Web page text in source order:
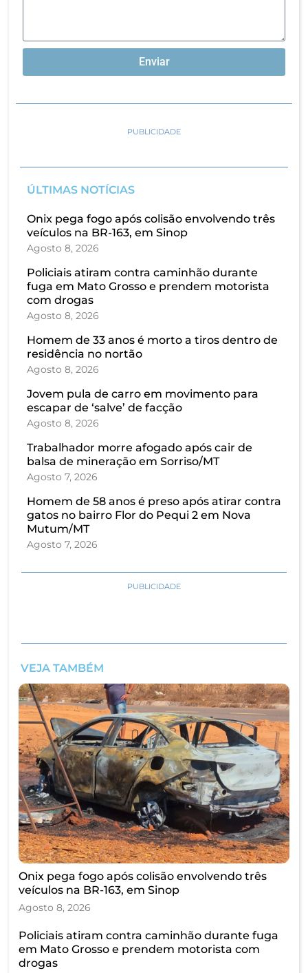
Enviar
PUBLICIDADE
ÚLTIMAS NOTÍCIAS
Onix pega fogo após colisão envolvendo três
veículos na BR-163, em Sinop
Agosto 8, 2026
Policiais atiram contra caminhão durante
fuga em Mato Grosso e prendem motorista
com drogas
Agosto 8, 2026
Homem de 33 anos é morto a tiros dentro de
residência no nortão
Agosto 8, 2026
Jovem pula de carro em movimento para
escapar de ‘salve’ de facção
Agosto 8, 2026
Trabalhador morre afogado após cair de
balsa de mineração em Sorriso/MT
Agosto 7, 2026
Homem de 58 anos é preso após atirar contra
gatos no bairro Flor do Pequi 2 em Nova
Mutum/MT
Agosto 7, 2026
PUBLICIDADE
VEJA TAMBÉM
Onix pega fogo após colisão envolvendo três
veículos na BR-163, em Sinop
Agosto 8, 2026
Policiais atiram contra caminhão durante fuga
em Mato Grosso e prendem motorista com
drogas